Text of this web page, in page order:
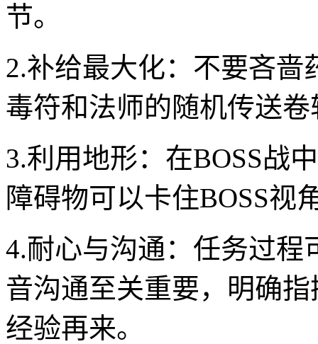
节。
2.补给最大化：不要吝
毒符和法师的随机传送
3.利用地形：在BOSS战
障碍物可以卡住BOSS视
4.耐心与沟通：任务过程
音沟通至关重要，明确
经验再来。